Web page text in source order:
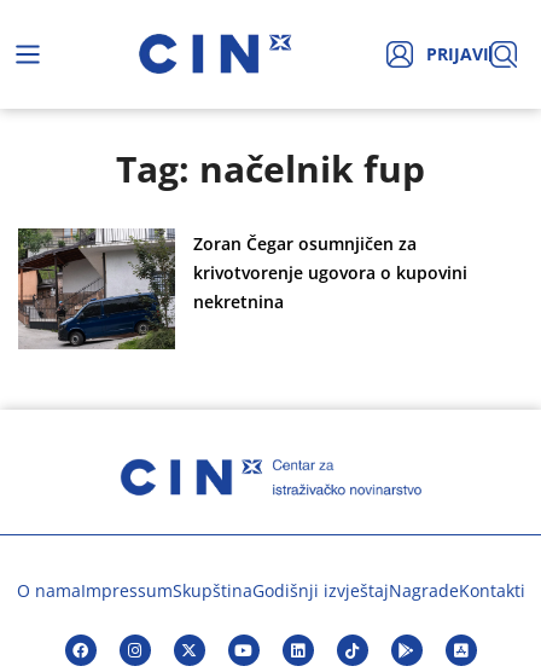
PRIJAVI
Tag: načelnik fup
Zoran Čegar osumnjičen za
krivotvorenje ugovora o kupovini
nekretnina
O namaImpressumSkupštinaGodišnji izvještajNagradeKontakti